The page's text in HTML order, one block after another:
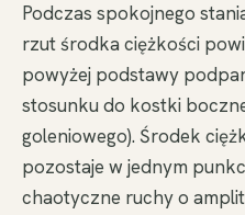
Podczas spokojnego
rzut środka ciężkości
powyżej podstawy
stosunku do kostki
goleniowego). Środek
pozostaje w jednym
chaotyczne ruchy o